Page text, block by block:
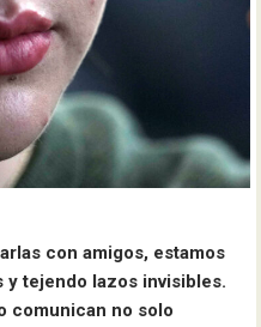
con amigos, estamos
tejendo lazos invisibles.
comunican no solo